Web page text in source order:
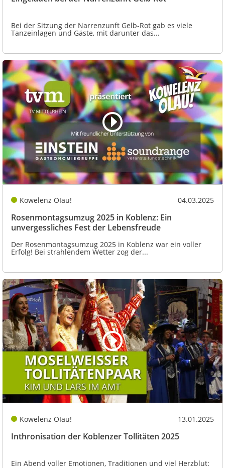
Bei der Sitzung der Narrenzunft Gelb-Rot gab es viele
Tanzeinlagen und Gäste, mit darunter das...
Kowelenz OIau! 04.03.2025
Rosenmontagsumzug 2025 in Koblenz: Ein
unvergessliches Fest der Lebensfreude
Der Rosenmontagsumzug 2025 in Koblenz war ein voller
Erfolg! Bei strahlendem Wetter zog der...
Kowelenz OIau! 13.01.2025
Inthronisation der Koblenzer Tollitäten 2025
Ein Abend voller Emotionen, Traditionen und viel Herzblut: